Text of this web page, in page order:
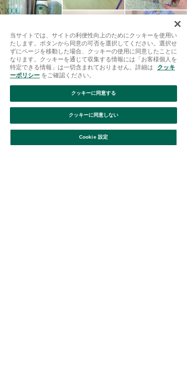
バス＆ビューティー >
フェイスケア・ヘアケア・ボディケア
当サイトでは、サイトの利便性向上のためにクッキーを使用い
たします。ボタンから同意の可否を選択してください。選択せ
ずにページを移動した場合、クッキーの使用に同意したことに
なります。クッキーを通じて収集する情報には「お客様個人を
特定できる情報」は一切含まれておりません。詳細は
クッキ
ーポリシー をご確認ください。
Cookie 設定
クッキーに同意しない
クッキーに同意する